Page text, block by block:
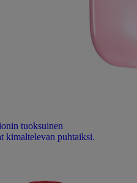
tuoksuinen
kimaltelevan puhtaiksi.